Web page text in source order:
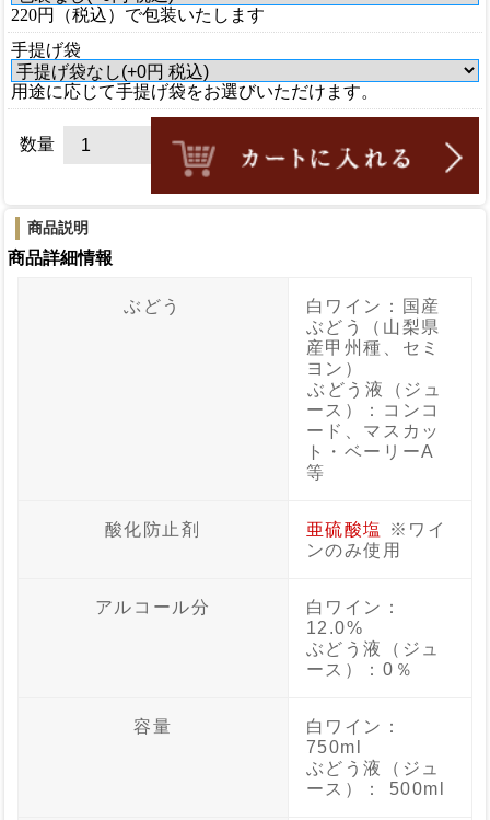
220円（税込）で包装いたします
手提げ袋
用途に応じて手提げ袋をお選びいただけます。
数量
商品説明
商品詳細情報
ぶどう
白ワイン：国産
ぶどう（山梨県
産甲州種、セミ
ヨン）
ぶどう液（ジュ
ース）：コンコ
ード、マスカッ
ト・ベーリーA
等
酸化防止剤 亜硫酸塩
※ワイ
ンのみ使用
アルコール分
白ワイン：
12.0%
ぶどう液（ジュ
ース）：0％
容量
白ワイン：
750ml
ぶどう液（ジュ
ース）： 500ml